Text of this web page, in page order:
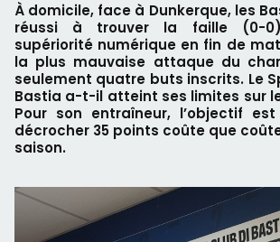
À domicile, face à Dunkerque, les
réussi à trouver la faille (0-
supériorité numérique en fin de
la plus mauvaise attaque du
seulement quatre buts inscrits. Le
Bastia a-t-il atteint ses limites sur
Pour son entraîneur, l’objectif
décrocher 35 points coûte que
saison.